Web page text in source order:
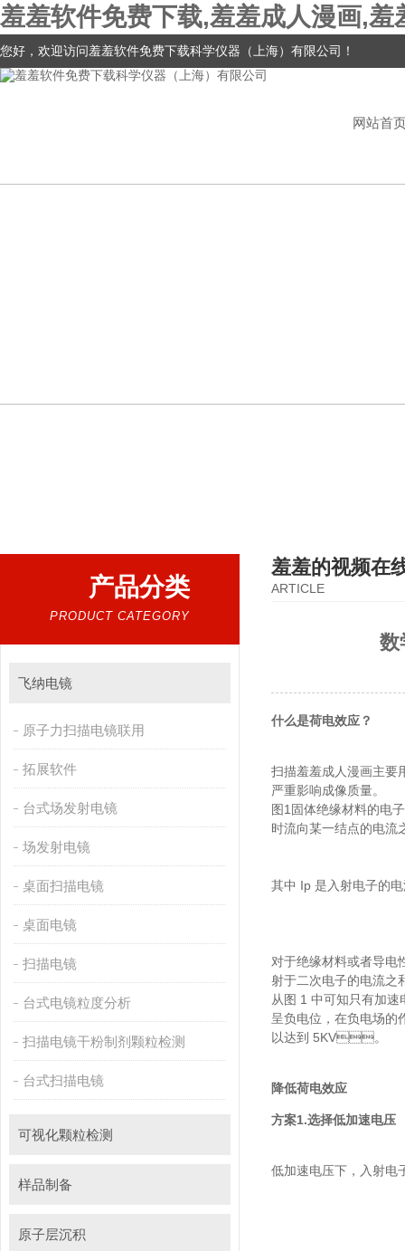
羞羞软件免费下载,羞羞成人漫画,
您好，欢迎访问羞羞软件免费下载科学仪器（上海）有限公司！
网站首
产品分类
PRODUCT CATEGORY
飞纳电镜
原子力扫描电镜联用
拓展软件
台式场发射电镜
场发射电镜
桌面扫描电镜
桌面电镜
扫描电镜
台式电镜粒度分析
扫描电镜干粉制剂颗粒检测
台式扫描电镜
可视化颗粒检测
样品制备
原子层沉积
羞羞的视频在
ARTICLE
数
什么是荷电效应？
扫描羞羞成人漫画主要用
严重影响成像质量。
图1固体绝缘材料的电子
时流向某一结点的电流
其中 Ip 是入射电子的电流
对于绝缘材料或者导电性
射于二次电子的电流之和
从图 1 中可知只有加速
呈负电位，在负电场的
以达到 5KV。
降低荷电效应
方案1.选择低加速电压
低加速电压下，入射